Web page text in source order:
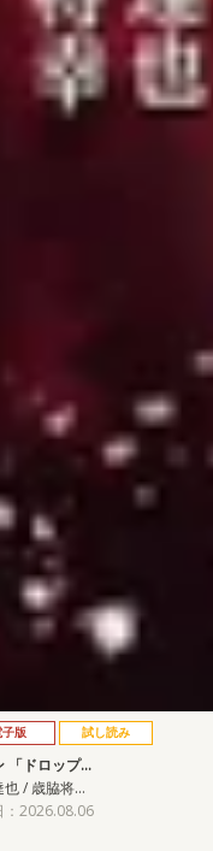
子版 試し読み
「ドロップ…
也 / 歳脇将…
：2026.08.06